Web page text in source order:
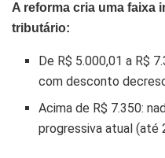
A reforma cria uma faixa
tributário:
De R$ 5.000,01 a R$
com desconto
Acima de R$ 7.350:
progressiva atual (até